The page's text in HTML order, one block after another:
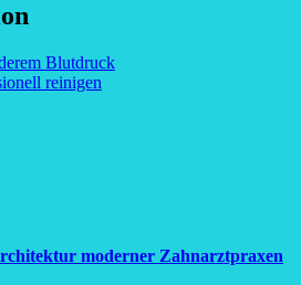
Blutdruck
reinigen
moderner Zahnarztpraxen